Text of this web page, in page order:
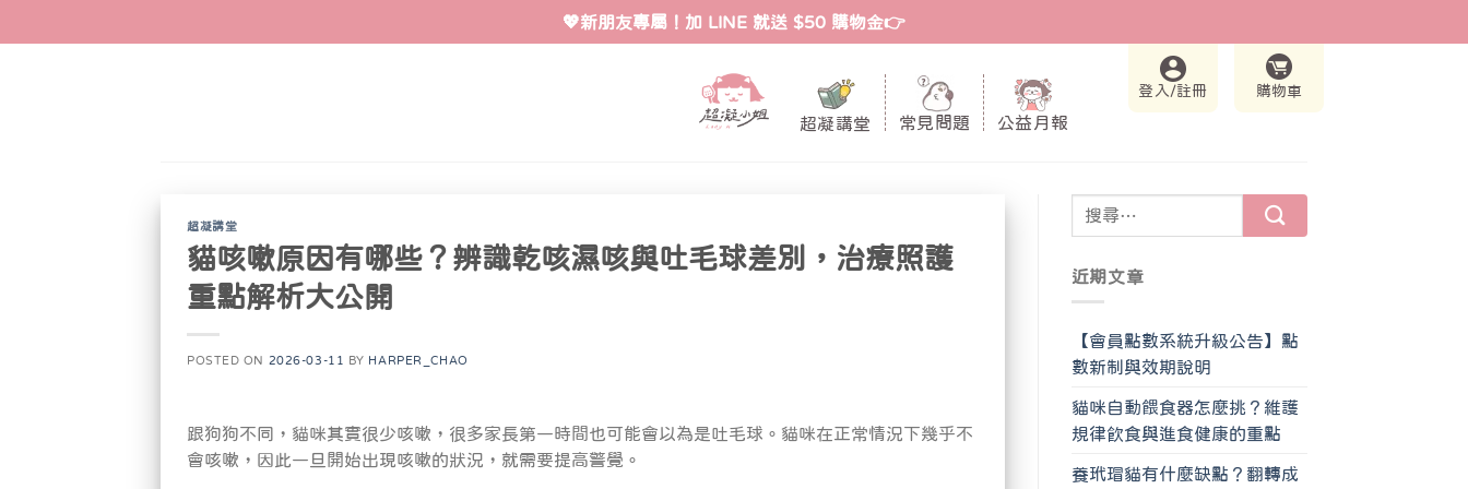
💖新朋友專屬！加 LINE 就送 $50 購物金👉
超凝講堂 常見問題 公益月報
登入/註冊 購物車
超凝講堂
貓咳嗽原因有哪些？辨識乾咳濕咳與吐毛球差別，治療照護
重點解析大公開
POSTED ON 2026-03-11 BY HARPER_CHAO
跟狗狗不同，貓咪其實很少咳嗽，很多家長第一時間也可能會以為是吐毛球。貓咪在正常情況下幾乎不
會咳嗽，因此一旦開始出現咳嗽的狀況，就需要提高警覺。
近期文章
【會員點數系統升級公告】點
數新制與效期說明
貓咪自動餵食器怎麼挑？維護
規律飲食與進食健康的重點
養玳瑁貓有什麼缺點？翻轉成